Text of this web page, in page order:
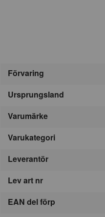
Förvaring
Ursprungsland
Varumärke
Varukategori
Leverantör
Lev art nr
EAN del förp